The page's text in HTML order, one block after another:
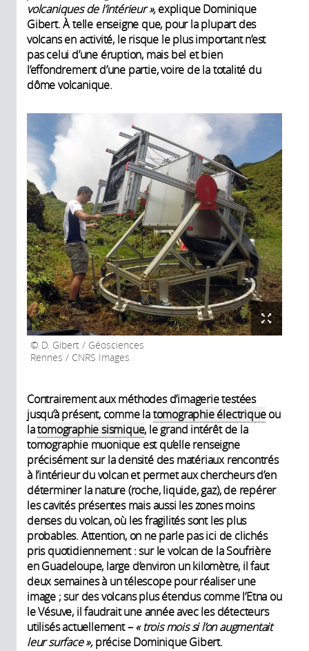
volcaniques de l’intérieur »,explique Dominique
Gibert. À telle enseigne que, pour la plupart des
volcans en activité, le risque le plus important n’est
pas celui d’une éruption, mais bel et bien
l’effondrement d’une partie, voire de la totalité du
dôme volcanique.
D. Gibert / Géosciences
Rennes / CNRS Images
Contrairement aux méthodes d’imagerie testées
jusqu’à présent, comme latomographie électriqueou
latomographie sismique, le grand intérêt de la
tomographie muonique est qu’elle renseigne
précisément sur la densité des matériaux rencontrés
à l’intérieur du volcan et permet aux chercheurs d’en
déterminer la nature (roche, liquide, gaz), de repérer
les cavités présentes mais aussi les zones moins
denses du volcan, où les fragilités sont les plus
probables. Attention, on ne parle pas ici de clichés
pris quotidiennement : sur le volcan de la Soufrière
en Guadeloupe, large d’environ un kilomètre, il faut
deux semaines à un télescope pour réaliser une
image ; sur des volcans plus étendus comme l’Etna ou
le Vésuve, il faudrait une année avec les détecteurs
utilisés actuellement –« trois mois si l’on augmentait
leur surface »,précise Dominique Gibert.